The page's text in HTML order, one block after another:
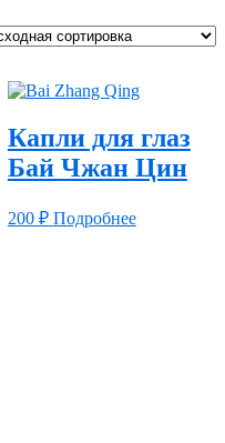
Капли для глаз
Бай Чжан Цин
200 ₽ Подробнее